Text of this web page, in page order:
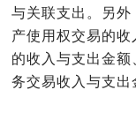
与关联支出。另
产使用权交易的
的收入与支出金
务交易收入与支出